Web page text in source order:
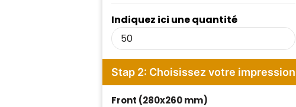
Indiquez ici une quantité
Stap 2: Choisissez votre impression
Front (280x260 mm)